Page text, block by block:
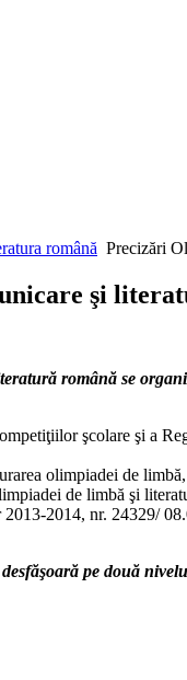
română Precizări
şi
română se
şcolare şi a
olimpiadei de
de limbă şi
2014, nr. 24329/
pe două